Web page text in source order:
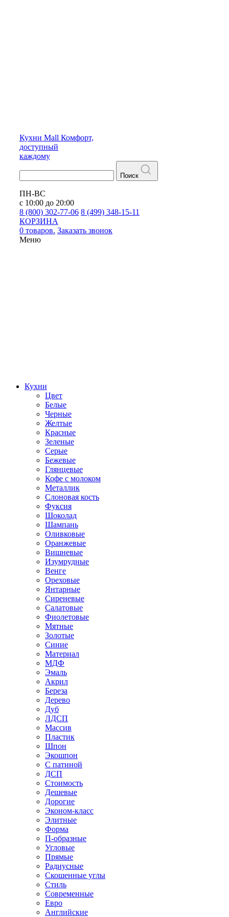
Кухни Mall Комфорт,
доступный
каждому
Поиск
ПН-ВС
с 10:00 до 20:00
8 (800) 302-77-06 8 (499) 348-15-11
КОРЗИНА
0 товаров. Заказать звонок
Меню
Кухни
Цвет
Белые
Черные
Желтые
Красные
Зеленые
Серые
Бежевые
Глянцевые
Кофе с молоком
Металлик
Слоновая кость
Фуксия
Шоколад
Шампань
Оливковые
Оранжевые
Вишневые
Изумрудные
Венге
Ореховые
Янтарные
Сиреневые
Салатовые
Фиолетовые
Мятные
Золотые
Синие
Материал
МДФ
Эмаль
Акрил
Береза
Дерево
Дуб
ЛДСП
Массив
Пластик
Шпон
Экошпон
С патиной
ДСП
Стоимость
Дешевые
Дорогие
Эконом-класс
Элитные
Форма
П-образные
Угловые
Прямые
Радиусные
Скошенные углы
Стиль
Современные
Евро
Английские